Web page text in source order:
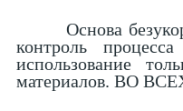
Основа
контроль
использование
материалов. ВО